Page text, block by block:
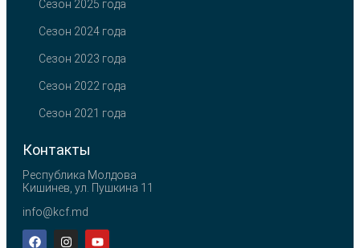
Сезон 2025 года
Сезон 2024 года
Сезон 2023 года
Сезон 2022 года
Сезон 2021 года
Контакты
Республика Молдова
Кишинев, ул. Пушкина 11
info@kcf.md